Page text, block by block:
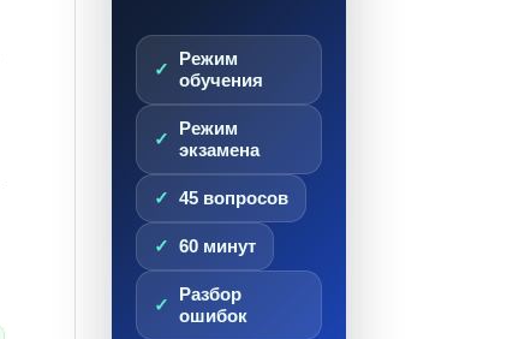
Режим
обучения
Режим
экзамена
45 вопросов
60 минут
Разбор
ошибок